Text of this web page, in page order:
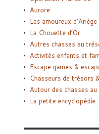
Aurore
Les amoureux d’Ariège
La Chouette d’Or
Autres chasses au
Activités enfants et
Escape games &
Chasseurs de trésors
Autour des chasses
La petite encyclopédie